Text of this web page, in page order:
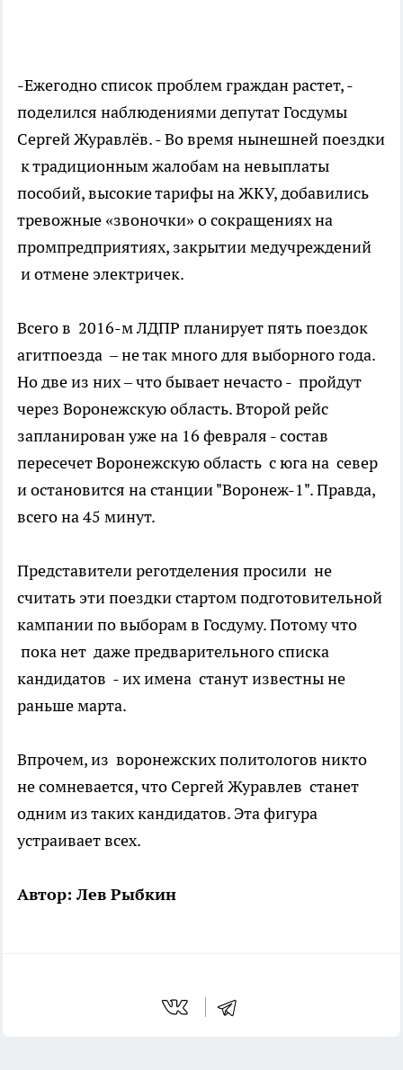
-Ежегодно список проблем граждан растет, -
поделился наблюдениями депутат Госдумы
Сергей Журавлёв. - Во время нынешней поездки
к традиционным жалобам на невыплаты
пособий, высокие тарифы на ЖКУ, добавились
тревожные «звоночки» о сокращениях на
промпредприятиях, закрытии медучреждений
и отмене электричек.
Всего в 2016-м ЛДПР планирует пять поездок
агитпоезда – не так много для выборного года.
Но две из них – что бывает нечасто - пройдут
через Воронежскую область. Второй рейс
запланирован уже на 16 февраля - состав
пересечет Воронежскую область с юга на север
и остановится на станции "Воронеж-1". Правда,
всего на 45 минут.
Представители реготделения просили не
считать эти поездки стартом подготовительной
кампании по выборам в Госдуму. Потому что
пока нет даже предварительного списка
кандидатов - их имена станут известны не
раньше марта.
Впрочем, из воронежских политологов никто
не сомневается, что Сергей Журавлев станет
одним из таких кандидатов. Эта фигура
устраивает всех.
Автор: Лев Рыбкин